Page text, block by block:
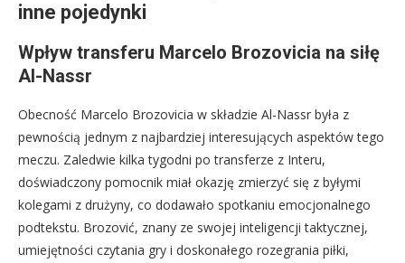
inne pojedynki
Wpływ transferu Marcelo Brozovicia na siłę
Al-Nassr
Obecność Marcelo Brozovicia w składzie Al-Nassr była z
pewnością jednym z najbardziej interesujących aspektów tego
meczu. Zaledwie kilka tygodni po transferze z Interu,
doświadczony pomocnik miał okazję zmierzyć się z byłymi
kolegami z drużyny, co dodawało spotkaniu emocjonalnego
podtekstu. Brozović, znany ze swojej inteligencji taktycznej,
umiejętności czytania gry i doskonałego rozegrania piłki,